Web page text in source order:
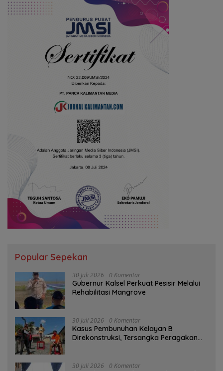
Popular Sepekan
30 Juli 2026 0 Komentar
Gubernur Kalsel Perkuat Pesisir Melalui
Rehabilitasi Mangrove
30 Juli 2026 0 Komentar
Kasus Pembunuhan Kelayan B
Direkonstruksi, Tersangka Peragakan
30 Juli 2026 0 Komentar